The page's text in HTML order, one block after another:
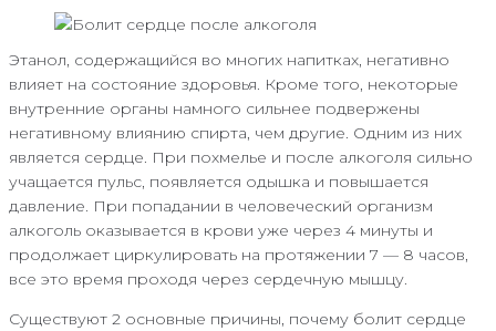
Этанол, содержащийся во многих напитках, негативно
влияет на состояние здоровья. Кроме того, некоторые
внутренние органы намного сильнее подвержены
негативному влиянию спирта, чем другие. Одним из них
является сердце. При похмелье и после алкоголя сильно
учащается пульс, появляется одышка и повышается
давление. При попадании в человеческий организм
алкоголь оказывается в крови уже через 4 минуты и
продолжает циркулировать на протяжении 7 — 8 часов,
все это время проходя через сердечную мышцу.
Существуют 2 основные причины, почему болит сердце